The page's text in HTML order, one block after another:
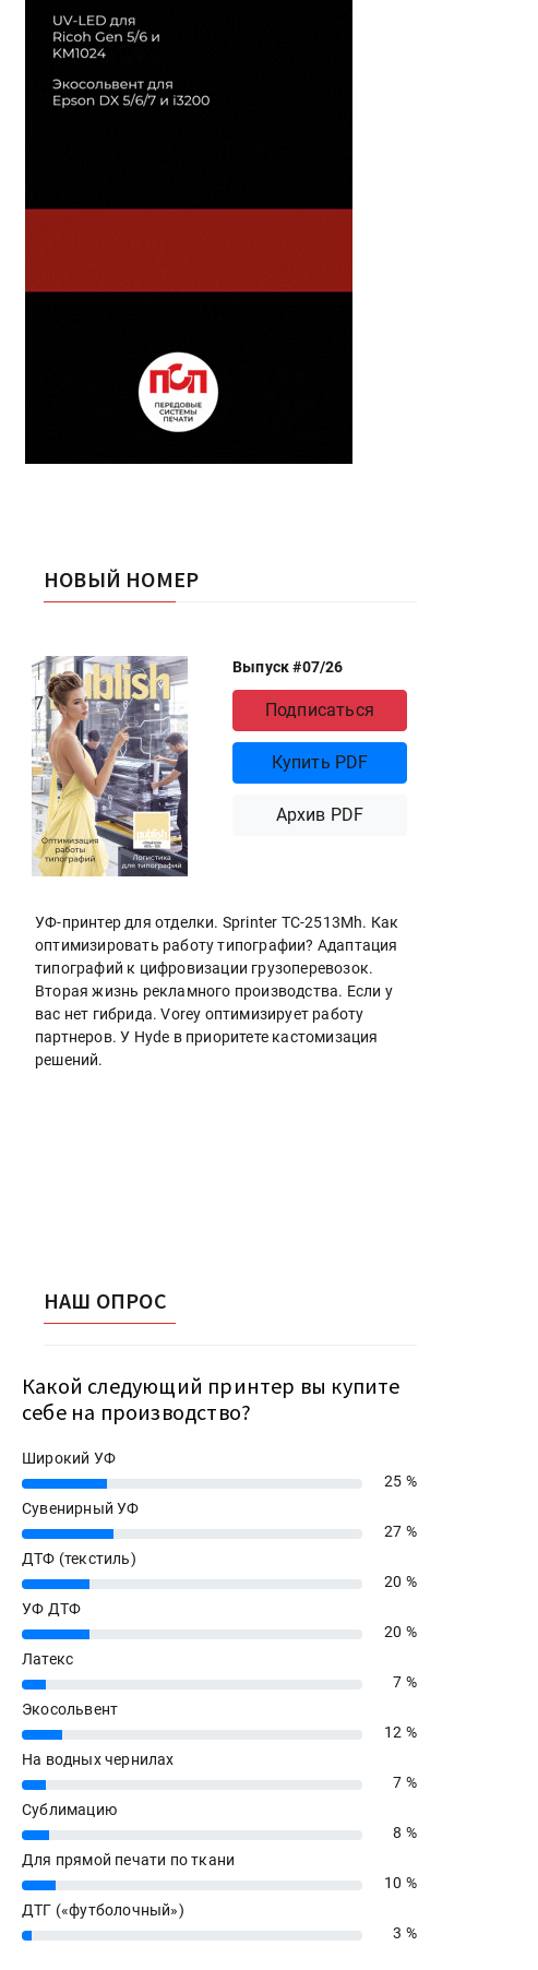
НОВЫЙ НОМЕР
Выпуск #07/26
Подписаться
Купить PDF
Архив PDF
УФ-принтер для отделки. Sprinter ТС-2513Mh. Как
оптимизировать работу типографии? Адаптация
типографий к цифровизации грузоперевозок.
Вторая жизнь рекламного производства. Если у
вас нет гибрида. Vorey оптимизирует работу
партнеров. У Hyde в приоритете кастомизация
решений.
НАШ ОПРОС
Какой следующий принтер вы купите
себе на производство?
Широкий УФ
25%
25 %
Сувенирный УФ
27%
27 %
ДТФ (текстиль)
20%
20 %
УФ ДТФ
20%
20 %
Латекс
7%
7 %
Экосольвент
12%
12 %
На водных чернилах
7%
7 %
Сублимацию
8%
8 %
Для прямой печати по ткани
10%
10 %
ДТГ («футболочный»)
3% 3 %